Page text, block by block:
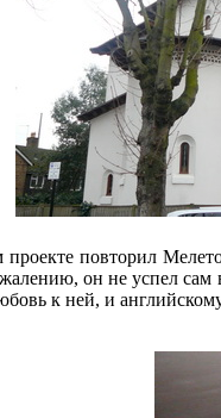
повторил
он не успел
к ней, и